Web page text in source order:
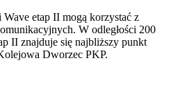
etap II mogą korzystać z
W odległości 200
II znajduje się najbliższy punkt
Dworzec PKP.